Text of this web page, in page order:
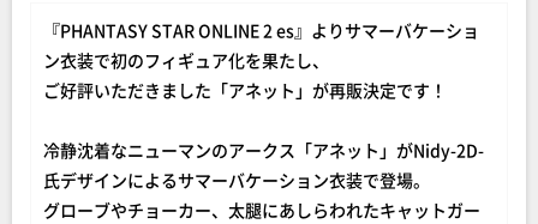
『PHANTASY STAR ONLINE 2 es』よりサマーバケーショ
ン衣装で初のフィギュア化を果たし、
ご好評いただきました「アネット」が再販決定です！
冷静沈着なニューマンのアークス「アネット」がNidy-2D-
氏デザインによるサマーバケーション衣装で登場。
グローブやチョーカー、太腿にあしらわれたキャットガー